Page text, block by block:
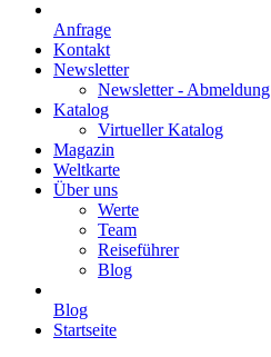
Anfrage
Kontakt
Newsletter
Newsletter - Abmeldung
Katalog
Virtueller Katalog
Magazin
Weltkarte
Über uns
Werte
Team
Reiseführer
Blog
Blog
Startseite